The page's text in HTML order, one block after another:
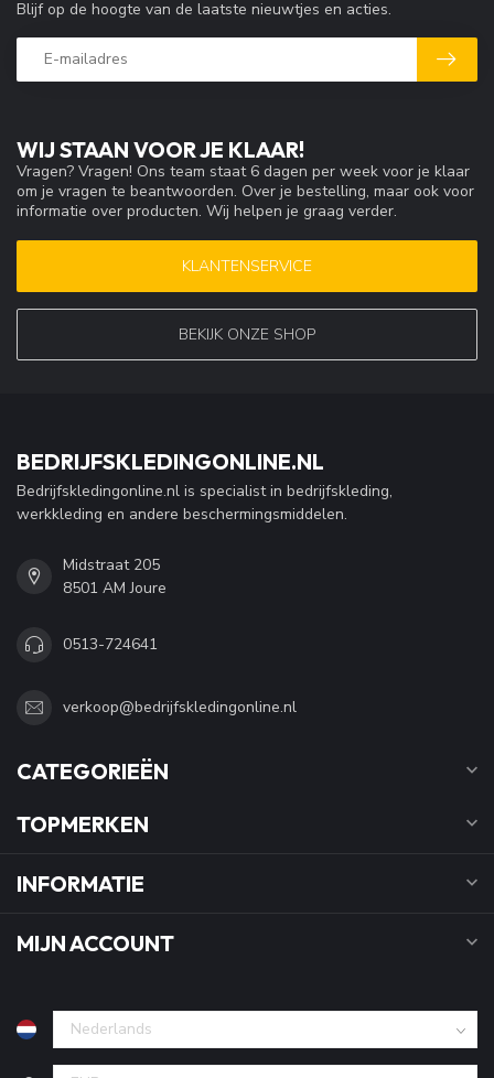
WIJ STAAN VOOR JE KLAAR!
Vragen? Vragen! Ons team staat 6 dagen per week voor je klaar
om je vragen te beantwoorden. Over je bestelling, maar ook voor
informatie over producten. Wij helpen je graag verder.
KLANTENSERVICE
BEKIJK ONZE SHOP
Blijf op de hoogte van de laatste nieuwtjes en acties.
BEDRIJFSKLEDINGONLINE.NL
Bedrijfskledingonline.nl is specialist in bedrijfskleding,
werkkleding en andere beschermingsmiddelen.
Midstraat 205
8501 AM Joure
0513-724641
verkoop@bedrijfskledingonline.nl
CATEGORIEËN
TOPMERKEN
INFORMATIE
MIJN ACCOUNT